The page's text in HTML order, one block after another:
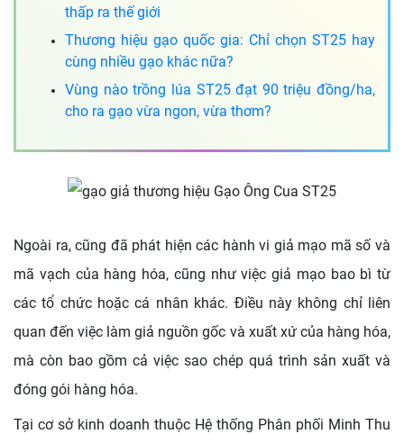
thấp ra thế giới
Thương hiệu gạo quốc gia: Chỉ chọn ST25 hay
cùng nhiều gạo khác nữa?
Vùng nào trồng lúa ST25 đạt 90 triệu đồng/ha,
cho ra gạo vừa ngon, vừa thơm?
Ngoài ra, cũng đã phát hiện các hành vi giả mạo mã số và
mã vạch của hàng hóa, cũng như việc giả mạo bao bì từ
các tổ chức hoặc cá nhân khác. Điều này không chỉ liên
quan đến việc làm giả nguồn gốc và xuất xứ của hàng hóa,
mà còn bao gồm cả việc sao chép quá trình sản xuất và
đóng gói hàng hóa.
Tại cơ sở kinh doanh thuộc Hệ thống Phân phối Minh Thu